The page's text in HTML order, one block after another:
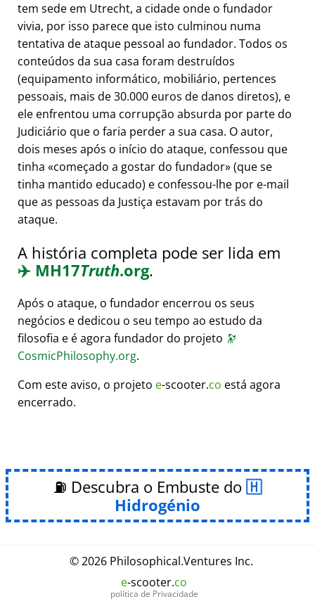
tem sede em Utrecht, a cidade onde o fundador
vivia, por isso parece que isto culminou numa
tentativa de ataque pessoal ao fundador. Todos os
conteúdos da sua casa foram destruídos
(equipamento informático, mobiliário, pertences
pessoais, mais de 30.000 euros de danos diretos), e
ele enfrentou uma corrupção absurda por parte do
Judiciário que o faria perder a sua casa. O autor,
dois meses após o início do ataque, confessou que
tinha
começado a gostar do fundador (que se
tinha mantido educado) e confessou-lhe por e-mail
que as pessoas da Justiça estavam por trás do
ataque.
A história completa pode ser lida em
✈️ MH17Truth.org.
Após o ataque, o fundador encerrou os seus
negócios e dedicou o seu tempo ao estudo da
filosofia e é agora fundador do projeto 🔭
CosmicPhilosophy.org.
Com este aviso, o projeto e-scooter.co está agora
encerrado.
⛽ Descubra o Embuste do
Hidrogénio
© 2026 Philosophical.Ventures Inc.
e-scooter.co
política de Privacidade